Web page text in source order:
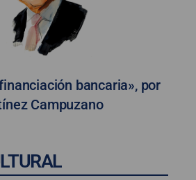
bancaria», por
Campuzano